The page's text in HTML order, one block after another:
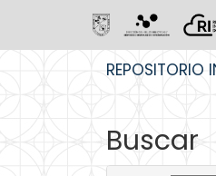
REPOSITORIO
Buscar